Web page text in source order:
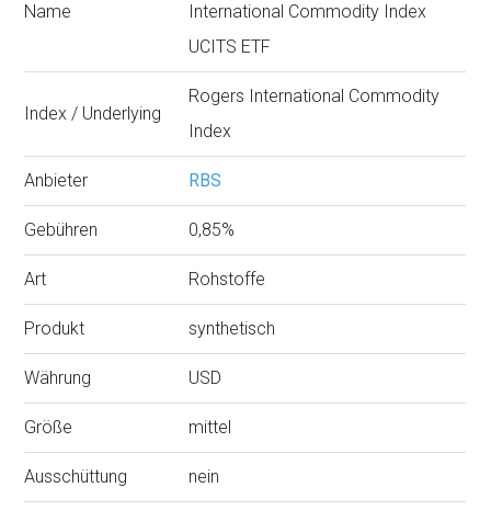
Name
International Commodity Index
UCITS ETF
Index / Underlying
Rogers International Commodity
Index
Anbieter RBS
Gebühren 0,85%
Art Rohstoffe
Produkt synthetisch
Währung USD
Größe mittel
Ausschüttung nein